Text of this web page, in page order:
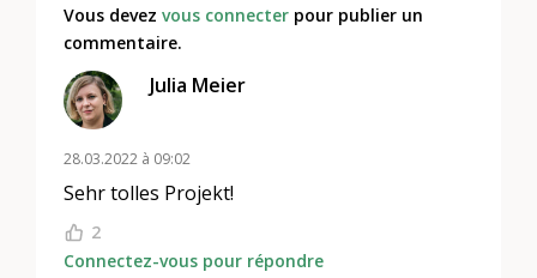
Vous devezvous connecter pour publier un
commentaire.
Julia Meier
28.03.2022 à 09:02
Sehr tolles Projekt!
2
Connectez-vous pour répondre